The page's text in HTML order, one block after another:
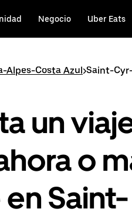
Negocio Uber Eats
Alpes-Costa Azul>Saint-
un
o
Saint-